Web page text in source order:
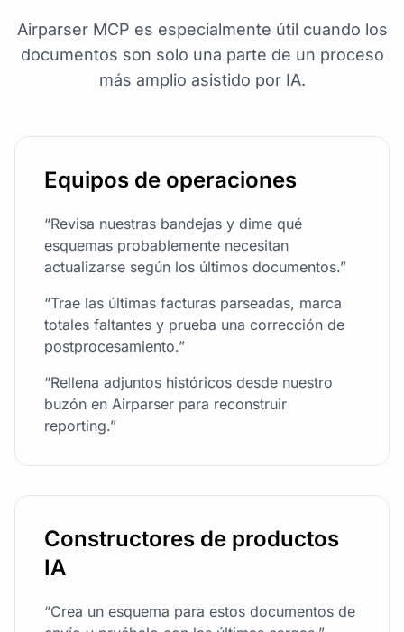
Airparser MCP es especialmente útil cuando los
documentos son solo una parte de un proceso
más amplio asistido por IA.
Equipos de operaciones
“Revisa nuestras bandejas y dime qué
esquemas probablemente necesitan
actualizarse según los últimos documentos.”
“Trae las últimas facturas parseadas, marca
totales faltantes y prueba una corrección de
postprocesamiento.”
“Rellena adjuntos históricos desde nuestro
buzón en Airparser para reconstruir
reporting.”
Constructores de productos
IA
“Crea un esquema para estos documentos de